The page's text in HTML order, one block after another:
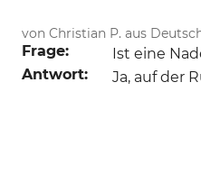
von Christian P. aus
Frage:
Ist eine
Antwort:
Ja, auf der